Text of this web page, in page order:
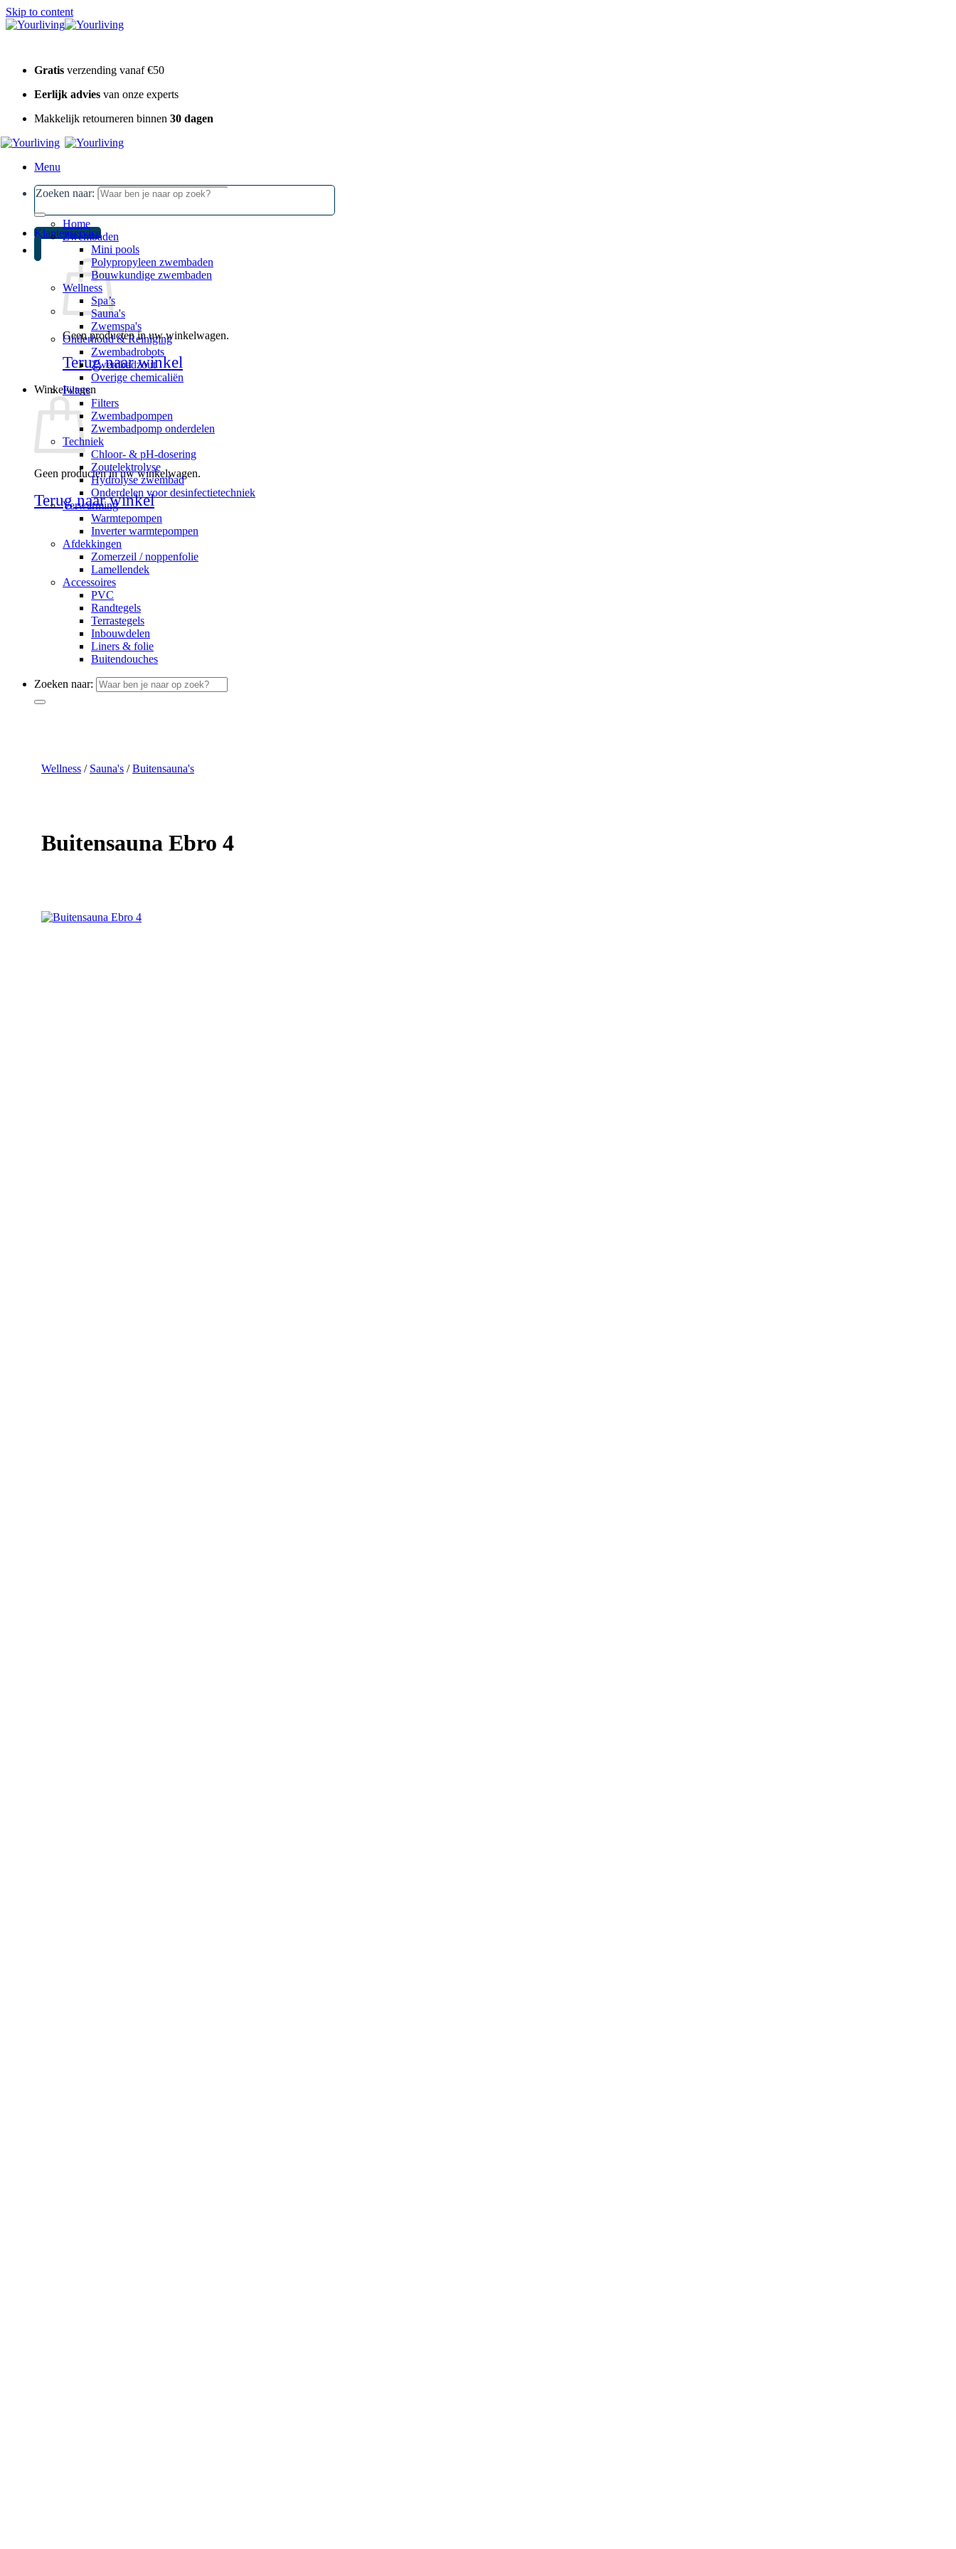
Skip to content
Gratis verzending vanaf €50
Eerlijk advies van onze experts
Makkelijk retourneren binnen 30 dagen
Menu
Zoeken naar:
Klantenservice
Geen producten in uw winkelwagen.
Terug naar winkel
Winkelwagen
Geen producten in uw winkelwagen.
Terug naar winkel
Home
Zwembaden
Mini pools
Polypropyleen zwembaden
Bouwkundige zwembaden
Wellness
Spa’s
Sauna's
Zwemspa's
Onderhoud & Reiniging
Zwembadrobots
Zwembadzout
Overige chemicaliën
Filters
Filters
Zwembadpompen
Zwembadpomp onderdelen
Techniek
Chloor- & pH-dosering
Zoutelektrolyse
Hydrolyse zwembad
Onderdelen voor desinfectietechniek
Verwarming
Warmtepompen
Inverter warmtepompen
Afdekkingen
Zomerzeil / noppenfolie
Lamellendek
Accessoires
PVC
Randtegels
Terrastegels
Inbouwdelen
Liners & folie
Buitendouches
Zoeken naar:
Wellness / Sauna's / Buitensauna's
Buitensauna Ebro 4